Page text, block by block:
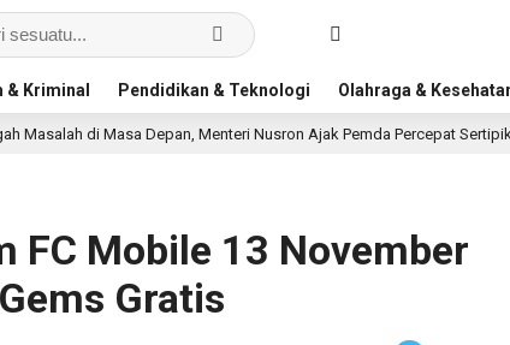
& Kriminal Pendidikan & Teknologi Olahraga &
Depan, Menteri Nusron Ajak Pemda Percepat Sertipikasi Tanah Rumah
FC Mobile 13 November
Gratis